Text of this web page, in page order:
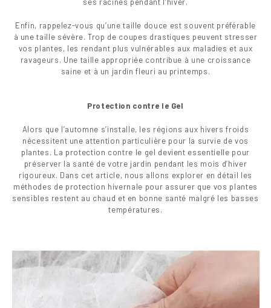
ses racines pendant l’hiver.
Enfin, rappelez-vous qu’une taille douce est souvent préférable
à une taille sévère. Trop de coupes drastiques peuvent stresser
vos plantes, les rendant plus vulnérables aux maladies et aux
ravageurs. Une taille appropriée contribue à une croissance
saine et à un jardin fleuri au printemps.
Protection contre le Gel
Alors que l’automne s’installe, les régions aux hivers froids
nécessitent une attention particulière pour la survie de vos
plantes. La protection contre le gel devient essentielle pour
préserver la santé de votre jardin pendant les mois d’hiver
rigoureux. Dans cet article, nous allons explorer en détail les
méthodes de protection hivernale pour assurer que vos plantes
sensibles restent au chaud et en bonne santé malgré les basses
températures.